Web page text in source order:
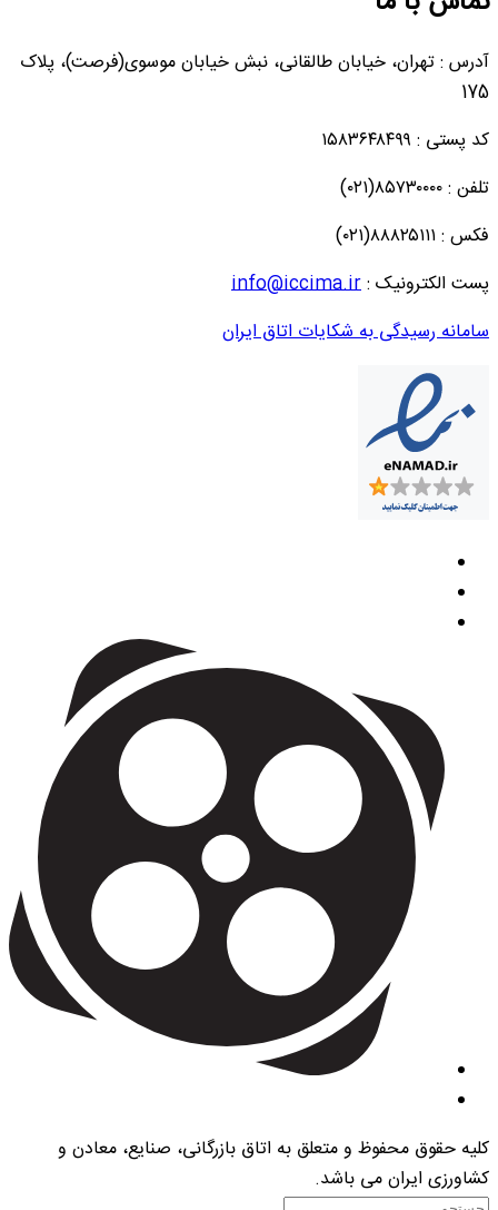
آدرس : تهران، خیابان طالقانی، نبش خیابان موسوی(فرصت)، پلاک
175
کد پستی : ۱۵۸۳۶۴۸۴۹۹
تلفن : ۸۵۷۳۰۰۰۰(۰۲۱)
فکس : ۸۸۸۲۵۱۱۱(۰۲۱)
پست الکترونیک :info@iccima.ir
سامانه رسیدگی به شکایات اتاق ایران
کلیه حقوق محفوظ و متعلق به اتاق بازرگانی، صنایع، معادن و
کشاورزی ایران می باشد.